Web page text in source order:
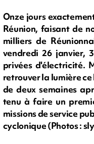
Onze jours
Réunion, faisant de
milliers de
vendredi 26 janvier,
privées d'électricité.
retrouver la lumière
de deux semaines
tenu à faire un
missions de service
cyclonique (Photos :